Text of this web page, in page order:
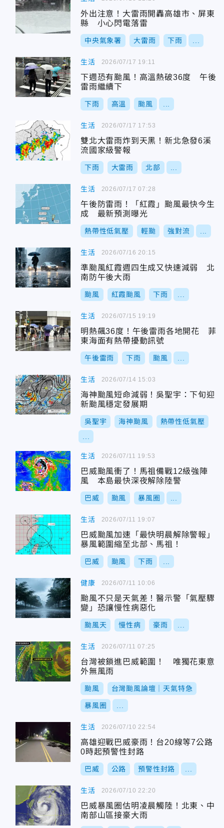
外出注意！大雷雨開轟高雄市、屏東
縣 小心閃電落雷
中央氣象署 大雷雨 下雨
生活
下週恐有颱風！高溫熱破36度 午後
雷雨繼續下
下雨 高溫 颱風
2026/07/17 19:11
生活
雙北大雷雨炸到天黑！新北急發6溪
流國家級警報
下雨 大雷雨 北部
2026/07/17 17:53
生活
午後防雷雨！「紅霞」颱風最快今生
成 最新預測曝光
熱帶性低氣壓 輕颱 強對流
2026/07/17 07:28
生活
準颱風紅霞週四生成又快速減弱 北
南防午後大雨
颱風 紅霞颱風 下雨
2026/07/16 20:15
生活
明熱飆36度！午後雷雨各地開花 菲
東海面有熱帶擾動訊號
午後雷雨 下雨 颱風
2026/07/15 19:19
生活
海神颱風短命減弱！吳聖宇：下旬迎
新颱風穩定發展期
吳聖宇 海神颱風 熱帶性低氣壓
2026/07/14 15:03
生活
巴威颱風衝了！馬祖備戰12級強陣
風 本島最快深夜解除陸警
巴威 颱風 暴風圈
2026/07/11 19:53
生活
巴威颱風加速「最快明晨解除警報」
暴風範圍縮至北部、馬祖！
巴威 颱風 下雨
2026/07/11 19:07
健康
颱風不只是天氣差！醫示警「氣壓驟
變」恐讓慢性病惡化
颱風天 慢性病 豪雨
2026/07/11 10:06
生活
台灣被鎖進巴威範圍！ 唯獨花東意
外無風雨
颱風 台灣颱風論壇｜天氣特急
暴風圈
2026/07/11 07:25
生活
高雄迎戰巴威豪雨！台20線等7公路
0時起預警性封路
巴威 公路 預警性封路
2026/07/10 22:54
生活
巴威暴風圈估明凌晨觸陸！北東、中
南部山區接豪大雨
2026/07/10 22:20